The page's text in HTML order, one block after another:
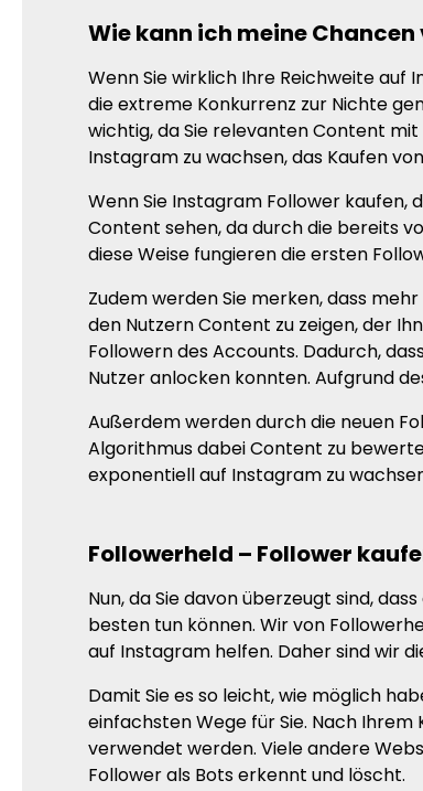
Wie kann ich meine
Wenn Sie wirklich Ihre Reichweite
die extreme Konkurrenz zur Nichte
wichtig, da Sie relevanten Content
Instagram zu wachsen, das Kaufen
Wenn Sie Instagram Follower kaufen,
Content sehen, da durch die bereits
diese Weise fungieren die ersten
Zudem werden Sie merken, dass
den Nutzern Content zu zeigen, der
Followern des Accounts. Dadurch,
Nutzer anlocken konnten. Aufgrund
Außerdem werden durch die neuen
Algorithmus dabei Content zu
exponentiell auf Instagram zu
Followerheld – Follower
Nun, da Sie davon überzeugt sind,
besten tun können. Wir von
auf Instagram helfen. Daher sind wir
Damit Sie es so leicht, wie möglich
einfachsten Wege für Sie. Nach
verwendet werden. Viele andere
Follower als Bots erkennt und löscht.